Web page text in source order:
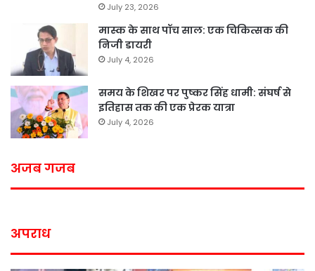
July 23, 2026
मास्क के साथ पॉच साल: एक चिकित्सक की
निजी डायरी
July 4, 2026
समय के शिखर पर पुष्कर सिंह धामी: संघर्ष से
इतिहास तक की एक प्रेरक यात्रा
July 4, 2026
अजब गजब
अपराध